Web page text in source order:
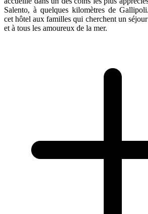
Salento, à quelques kilomètres de
cet hôtel aux familles qui cherchent un
et à tous les amoureux de la mer.